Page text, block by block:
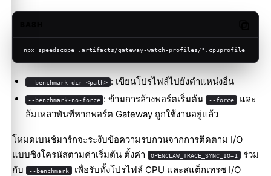
npx speedscope .artifacts/gateway-watch-profiles/*.cpuprofile
--benchmark-dir <path> : เขียนโปรไฟล์ไปยังตำแหน่งอื่น
--benchmark-no-force : ข้ามการล้างพอร์ตเริ่มต้น --force และ
ล้มเหลวทันทีหากพอร์ต Gateway ถูกใช้งานอยู่แล้ว
โหมดเบนช์มาร์กจะระงับข้อความรบกวนจากการติดตาม I/O
แบบซิงโครนัสตามค่าเริ่มต้น ตั้งค่า
OPENCLAW_TRACE_SYNC_IO=1 ร่วม
กับ
--benchmark เพื่อรับทั้งโปรไฟล์ CPU และสแต็กเทรซ I/O